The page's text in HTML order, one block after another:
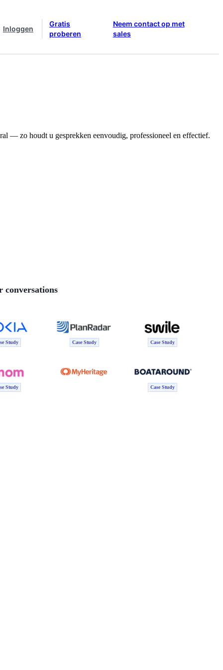
Inloggen
Gratis
proberen
Neem contact op met
sales
— zo houdt u gesprekken eenvoudig, professioneel en effectief.
conversations
Study Case Study Case Study
Study Case Study